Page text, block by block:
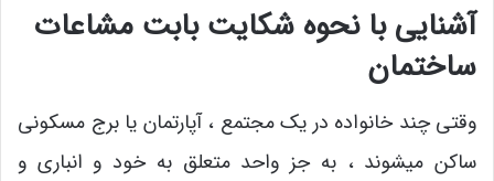
آشنایی با نحوه شکایت بابت مشاعات
ساختمان
وقتی چند خانواده در یک مجتمع ، آپارتمان یا برج مسکونی
ساکن میشوند ، به جز واحد متعلق به خود و انباری و